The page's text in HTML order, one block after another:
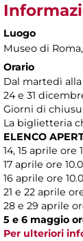
Luogo
Museo di Roma
Orario
Dal martedì alla
24 e 31
Giorni di
La biglietteria
ELENCO
14, 15 aprile ore
17 aprile ore
16 aprile ore
21 e 22 aprile
28 e 29 aprile
5 e 6 maggio
Per ulteriori